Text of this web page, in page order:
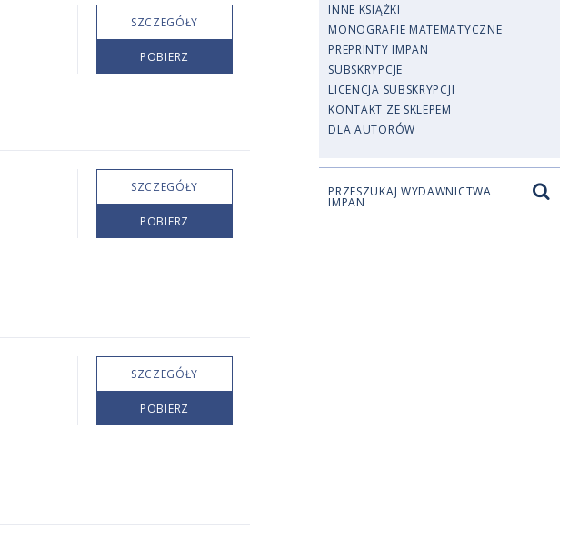
SZCZEGÓŁY
POBIERZ
SZCZEGÓŁY
POBIERZ
SZCZEGÓŁY
POBIERZ
INNE KSIĄŻKI
MONOGRAFIE MATEMATYCZNE
PREPRINTY IMPAN
SUBSKRYPCJE
LICENCJA SUBSKRYPCJI
KONTAKT ZE SKLEPEM
DLA AUTORÓW
PRZESZUKAJ WYDAWNICTWA
IMPAN